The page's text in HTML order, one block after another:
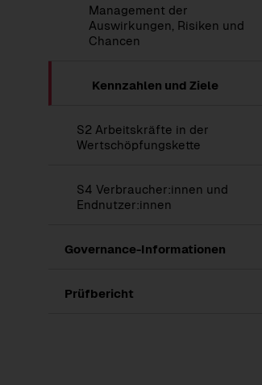
Management der
Auswirkungen, Risiken und
Chancen
Kennzahlen und Ziele
S2 Arbeitskräfte in der
Wertschöpfungskette
S4 Verbraucher:innen und
Endnutzer:innen
Governance-Informationen
Prüfbericht